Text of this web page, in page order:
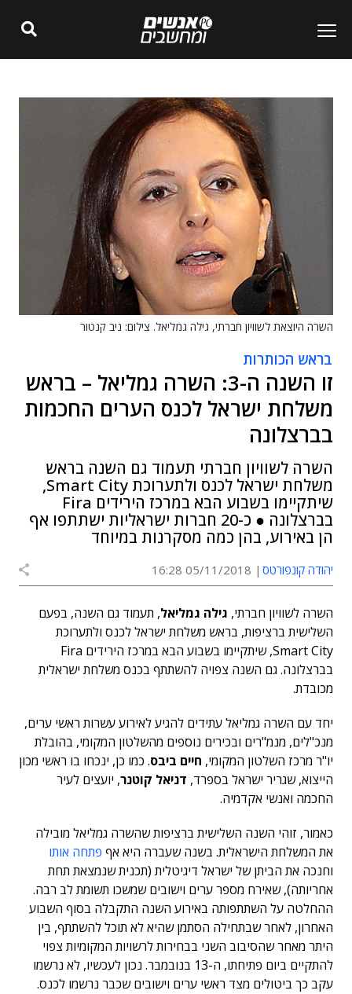
השרה היוצאת לשוויון חברתי, גילה גמליאל. צילום: ניב קנטור
בראש הכותרות
זו השנה ה-3: השרה גמליאל – בראש
משלחת ישראל לכנס הערים החכמות
בברצלונה
השרה לשוויון חברתי תעמוד גם השנה בראש
משלחת ישראל לכנס ולתערוכת Smart City,
שיתקיימו בשבוע הבא במרכז הירידים Fira
בברצלונה ● כ-20 חברות ישראליות ישתתפו אף
הן באירוע, בהן כמה מסקרנות במיוחד
יהודה קונפורטס 05/11/2018 16:28
השרה לשוויון חברתי, גילה גמליאל, תעמוד גם השנה, בפעם
השלישית ברציפות, בראש משלחת ישראל לכנס ולתערוכת
Smart City, שיתקיימו בשבוע הבא במרכז הירידים Fira
בברצלונה. גם השנה צפויה להשתתף בכנס משלחת ישראלית
מכובדת.
יחד עם השרה גמליאל עתידים להגיע לאירוע עשרות ראשי ערים,
מנכ"לים, מנמ"רים ובכירים נוספים מהשלטון המקומי, בהובלת
יו"ר מרכז השלטון המקומי, חיים ביבס. כמו כן, ינכחו בו ראשי מכון
הייצוא, שגריר ישראל בספרד, דניאל קוטנר, יועצים לעיר
החכמה ואנשי אקדמיה.
כאמור, זוהי השנה השלישית ברציפות שהשרה גמליאל מובילה
את המשלחת הישראלית. בשנה שעברה היא אף פתחה אותו
וחנכה את הביתן של ישראל דיגיטלית (תכנית שנמצאת תחת
אחריותה), שאירח מספר ערים וישובים שמשכו תשומת לב רבה.
ההחלטה על השתתפותה באירוע השנה התקבלה בסוף השבוע
האחרון, לאחר שבתחילה הסתמן שהיא לא תוכל להשתתף, בין
היתר מאחר שהסיבוב השני בבחירות לרשויות המקומיות צפוי
להתקיים ביום פתיחתו, ה-13 בנובמבר. נכון לעכשיו, לא נרשמו
עקב כך ביטולים מצד ראשי ערים וישובים שכבר נרשמו לכנס.